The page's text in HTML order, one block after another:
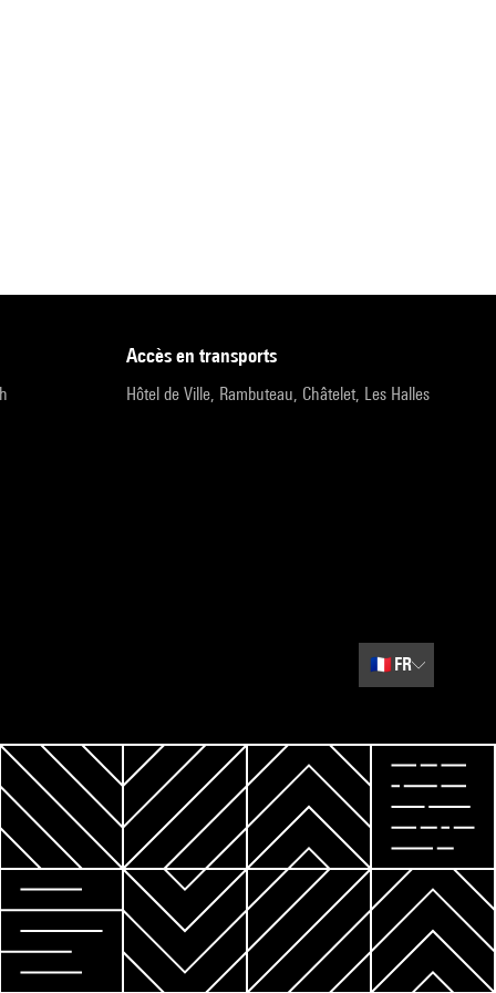
accès en transports
Hôtel de Ville, Rambuteau, Châtelet, Les Halles
🇫🇷 FR